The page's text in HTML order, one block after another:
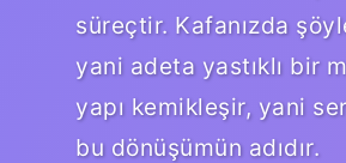
süreçtir. Kafanızda
yani adeta yastıklı bir
yapı kemikleşir, yani
bu dönüşümün adıdır.